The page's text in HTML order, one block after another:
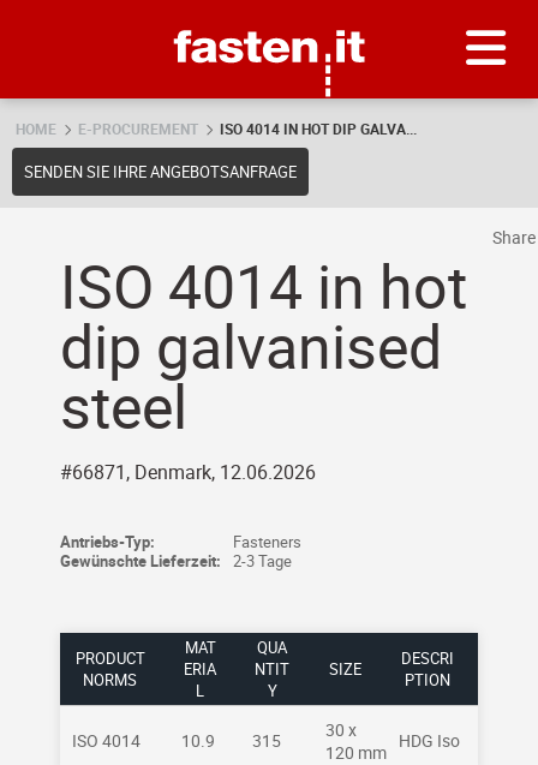
HOME E-PROCUREMENT ISO 4014 IN HOT DIP GALVA...
SENDEN SIE IHRE ANGEBOTSANFRAGE
ISO 4014 in hot
dip galvanised
steel
#66871, Denmark, 12.06.2026
Antriebs-Typ:
Fasteners
Gewünschte Lieferzeit:
2-3 Tage
PRODUCT
NORMS
MAT
ERIA
L
QUA
NTIT
Y
SIZE
DESCRI
PTION
ISO 4014 10.9 315
30 x
120 mm
HDG Iso
Share